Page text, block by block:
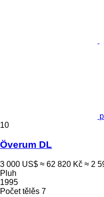
10
Överum DL
3 000 US$ ≈ 62 820 Kč ≈ 2
Pluh
1995
Počet tělěs 7